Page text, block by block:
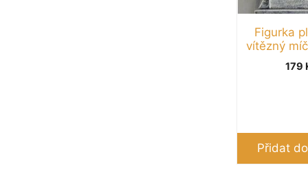
Figurka
vítězný
179
Přidat